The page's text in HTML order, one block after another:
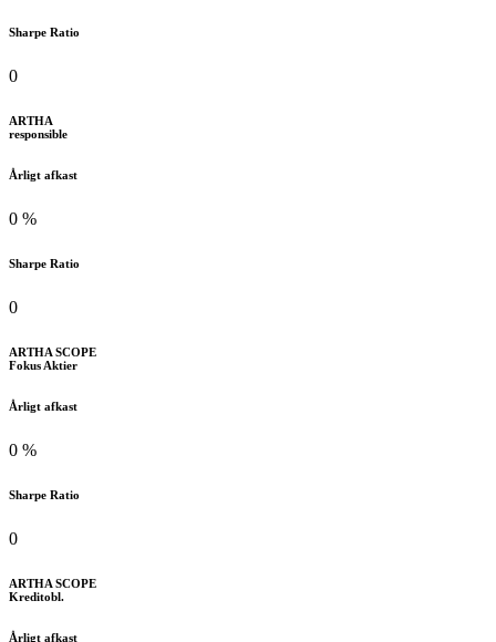
Sharpe Ratio
0
ARTHA
responsible
Årligt afkast
0 %
Sharpe Ratio
0
ARTHA SCOPE
Fokus Aktier
Årligt afkast
0 %
Sharpe Ratio
0
ARTHA SCOPE
Kreditobl.
Årligt afkast